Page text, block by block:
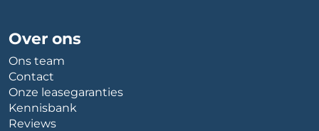
Over ons
Ons team
Contact
Onze leasegaranties
Kennisbank
Reviews